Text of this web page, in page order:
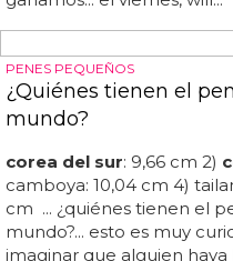
MUCHÍSIMO"
El Tribunal Supremo
los derechos de las
El tribunal supremo de
derechos de las parejas
histórica que les garantiza
seguro que a las parejas